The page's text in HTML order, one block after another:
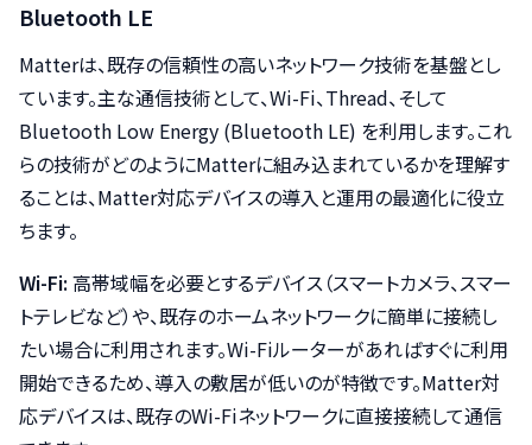
Bluetooth LE
Matterは、既存の信頼性の高いネットワーク技術を基盤とし
ています。主な通信技術として、Wi-Fi、Thread、そして
Bluetooth Low Energy (Bluetooth LE) を利用します。これ
らの技術がどのようにMatterに組み込まれているかを理解す
ることは、Matter対応デバイスの導入と運用の最適化に役立
ちます。
Wi-Fi:高帯域幅を必要とするデバイス（スマートカメラ、スマー
トテレビなど）や、既存のホームネットワークに簡単に接続し
たい場合に利用されます。Wi-Fiルーターがあればすぐに利用
開始できるため、導入の敷居が低いのが特徴です。Matter対
応デバイスは、既存のWi-Fiネットワークに直接接続して通信